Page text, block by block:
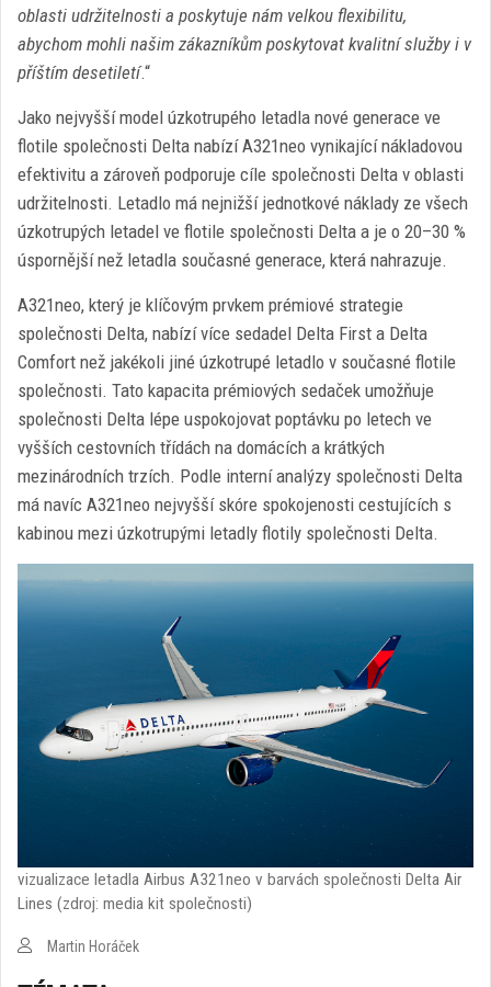
oblasti udržitelnosti a poskytuje nám velkou flexibilitu,
abychom mohli našim zákazníkům poskytovat kvalitní služby i v
příštím desetiletí.“
Jako nejvyšší model úzkotrupého letadla nové generace ve
flotile společnosti Delta nabízí A321neo vynikající nákladovou
efektivitu a zároveň podporuje cíle společnosti Delta v oblasti
udržitelnosti. Letadlo má nejnižší jednotkové náklady ze všech
úzkotrupých letadel ve flotile společnosti Delta a je o 20–30 %
úspornější než letadla současné generace, která nahrazuje.
A321neo, který je klíčovým prvkem prémiové strategie
společnosti Delta, nabízí více sedadel Delta First a Delta
Comfort než jakékoli jiné úzkotrupé letadlo v současné flotile
společnosti. Tato kapacita prémiových sedaček umožňuje
společnosti Delta lépe uspokojovat poptávku po letech ve
vyšších cestovních třídách na domácích a krátkých
mezinárodních trzích. Podle interní analýzy společnosti Delta
má navíc A321neo nejvyšší skóre spokojenosti cestujících s
kabinou mezi úzkotrupými letadly flotily společnosti Delta.
vizualizace letadla Airbus A321neo v barvách společnosti Delta Air
Lines (zdroj: media kit společnosti)
Martin Horáček